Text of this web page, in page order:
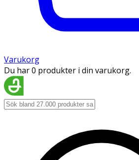
Varukorg
Du har 0 produkter i din varukorg.